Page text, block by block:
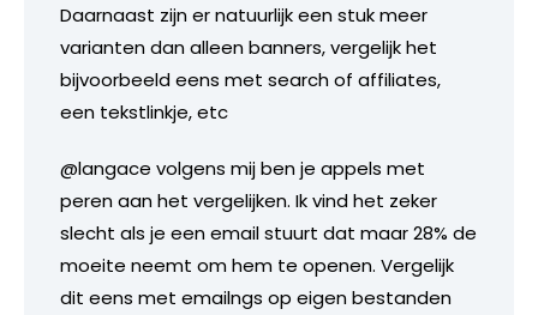
Daarnaast zijn er natuurlijk een stuk meer
varianten dan alleen banners, vergelijk het
bijvoorbeeld eens met search of affiliates,
een tekstlinkje, etc
@langace volgens mij ben je appels met
peren aan het vergelijken. Ik vind het zeker
slecht als je een email stuurt dat maar 28% de
moeite neemt om hem te openen. Vergelijk
dit eens met emailngs op eigen bestanden